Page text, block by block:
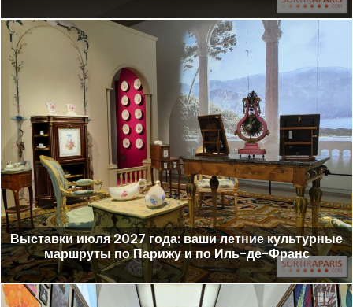
Выставки июля 2027 года: ваши летние культурные
маршруты по Парижу и по Иль-де-Франс